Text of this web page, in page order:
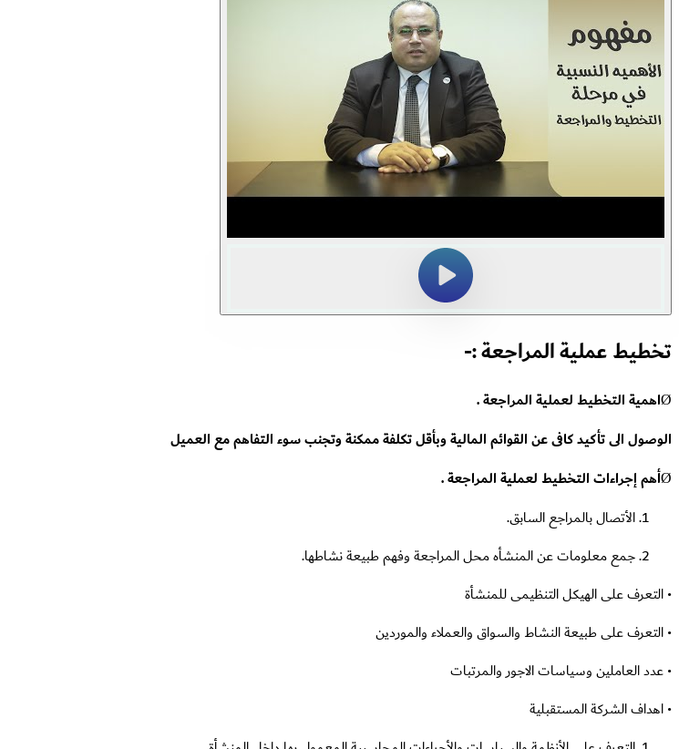
تخطيط عملية المراجعة :-
Øاهمية التخطيط لعملية المراجعة .
الوصول الى تأكيد كافى عن القوائم المالية وبأقل تكلفة ممكنة وتجنب سوء التفاهم مع العميل
Øأهم إجراءات التخطيط لعملية المراجعة .
الأتصال بالمراجع السابق.
جمع معلومات عن المنشأه محل المراجعة وفهم طبيعة نشاطها.
• التعرف على الهيكل التنظيمى للمنشأة
• التعرف على طبيعة النشاط والسواق والعملاء والموردين
• عدد العاملين وسياسات الاجور والمرتبات
• اهداف الشركة المستقبلية